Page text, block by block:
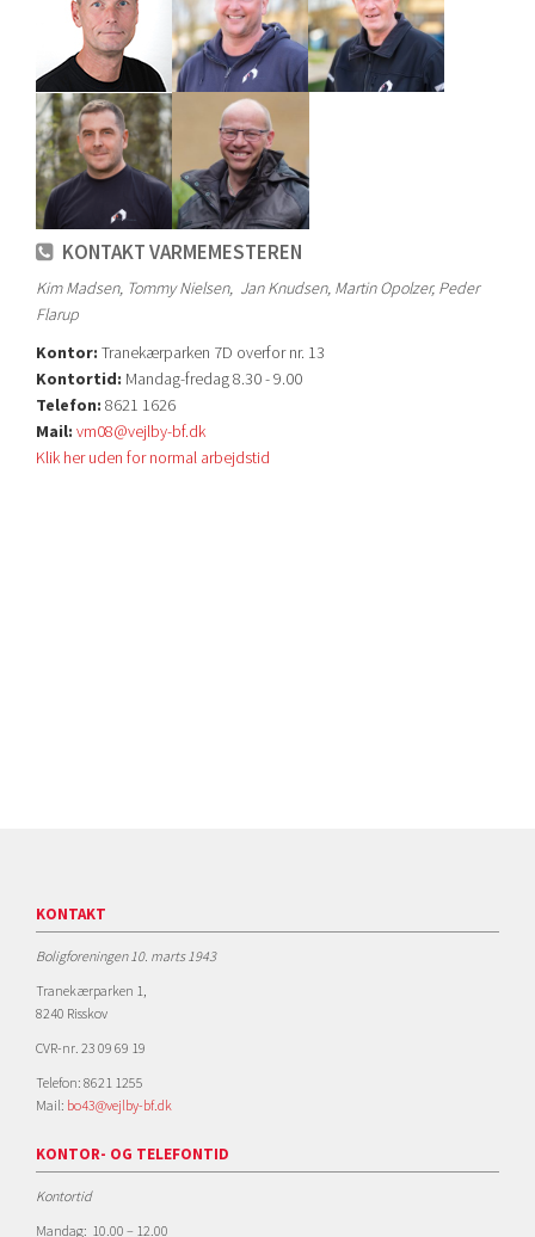
KONTAKT VARMEMESTEREN
Kim Madsen, Tommy Nielsen, Jan Knudsen, Martin Opolzer, Peder
Flarup
Kontor: Tranekærparken 7D overfor nr. 13
Kontortid: Mandag-fredag 8.30 - 9.00
Telefon: 8621 1626
Mail: vm08@vejlby-bf.dk
Klik her uden for normal arbejdstid
KONTAKT
Boligforeningen 10. marts 1943
Tranekærparken 1,
8240 Risskov
CVR-nr. 23 09 69 19
Telefon: 8621 1255
Mail: bo43@vejlby-bf.dk
KONTOR- OG TELEFONTID
Kontortid
Mandag: 10.00 – 12.00